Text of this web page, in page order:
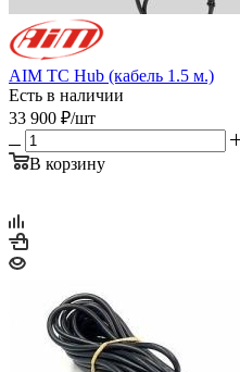
AIM TC Hub (кабель 1.5 м.)
Есть в наличии
33 900 ₽/шт
В корзину